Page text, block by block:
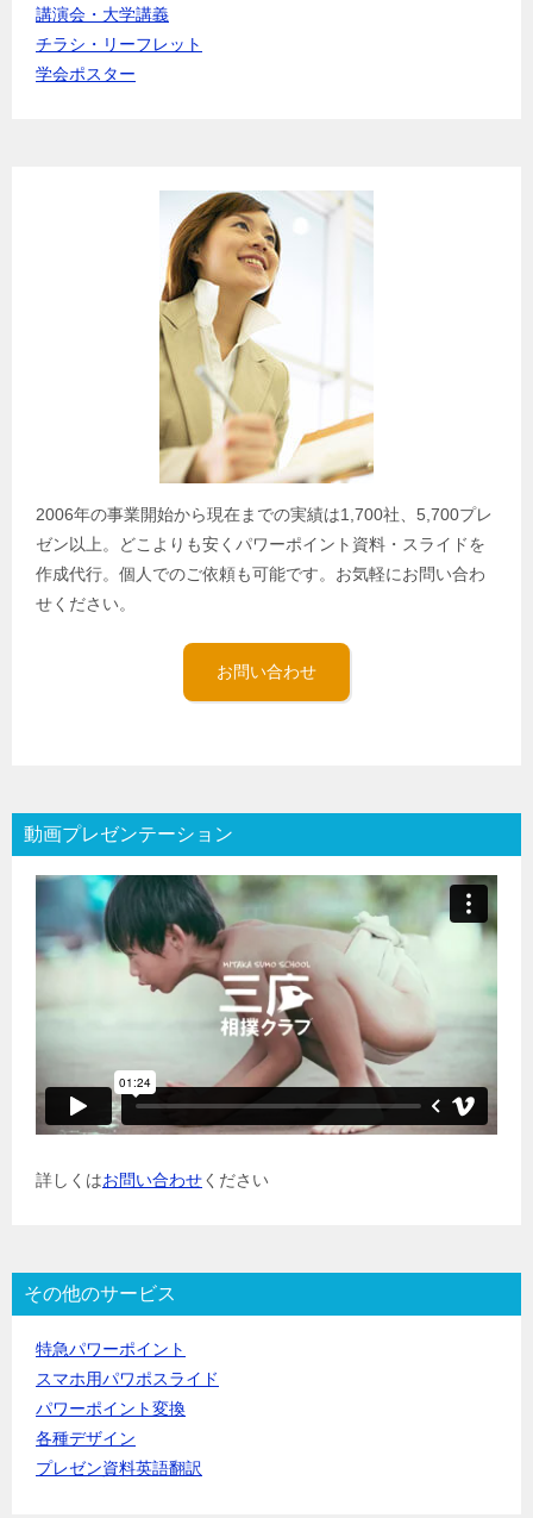
講演会・大学講義
チラシ・リーフレット
学会ポスター
2006年の事業開始から現在までの実績は1,700社、5,700プレ
ゼン以上。どこよりも安くパワーポイント資料・スライドを
作成代行。個人でのご依頼も可能です。お気軽にお問い合わ
せください。
お問い合わせ
動画プレゼンテーション
詳しくはお問い合わせください
その他のサービス
特急パワーポイント
スマホ用パワポスライド
パワーポイント変換
各種デザイン
プレゼン資料英語翻訳